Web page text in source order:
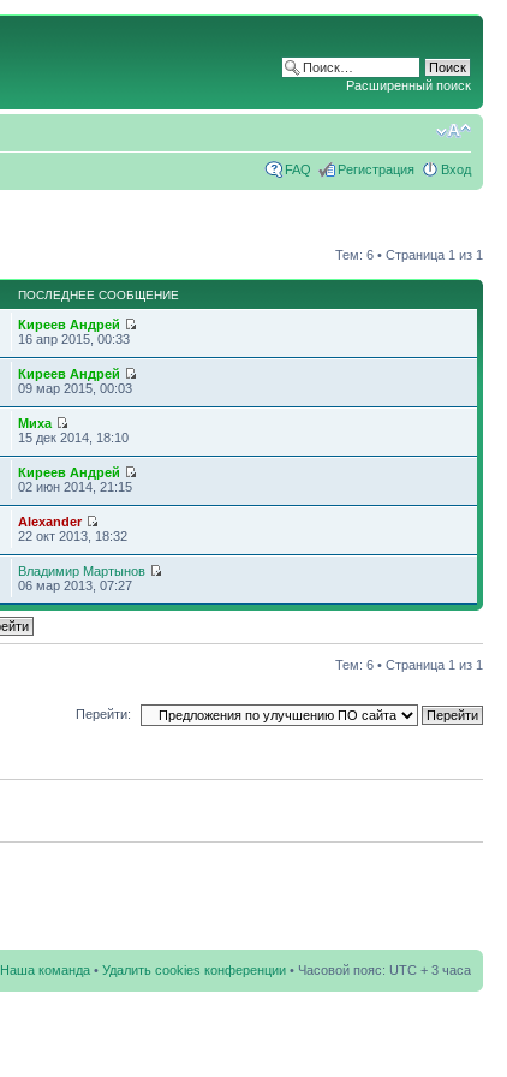
Расширенный поиск
FAQ Регистрация Вход
Тем: 6 • Страница 1 из 1
ПОСЛЕДНЕЕ СООБЩЕНИЕ
Киреев Андрей
16 апр 2015, 00:33
Киреев Андрей
09 мар 2015, 00:03
Миха
15 дек 2014, 18:10
Киреев Андрей
02 июн 2014, 21:15
Alexander
22 окт 2013, 18:32
Владимир Мартынов
06 мар 2013, 07:27
Тем: 6 • Страница 1 из 1
Перейти:
Наша команда • Удалить cookies конференции • Часовой пояс: UTC + 3 часа